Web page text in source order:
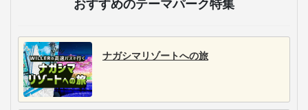
おすすめのテーマパーク特集
ナガシマリゾートへの旅